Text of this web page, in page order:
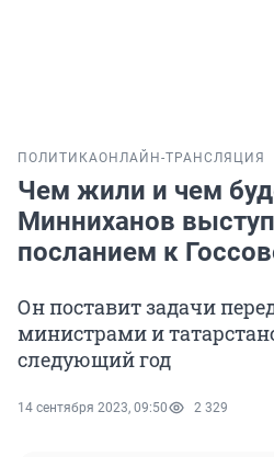
ПОЛИТИКАОНЛАЙН-ТРАНСЛЯЦИЯ
Чем жили и чем
Минниханов
посланием к
Он поставит задачи
министрами и
следующий год
14 сентября 2023, 09:50 2 329